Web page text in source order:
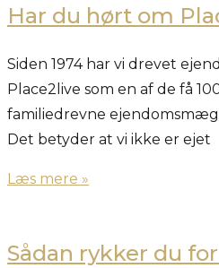
Har du hørt om
Siden 1974 har vi drevet
Place2live som en af de få
familiedrevne
Det betyder at vi ikke er ejet
Læs mere »
Sådan rykker du